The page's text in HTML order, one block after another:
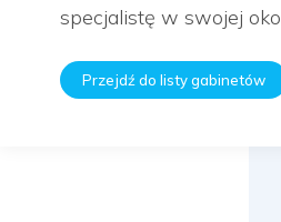
specjalistę w swojej
Przejdź do listy gabinetów